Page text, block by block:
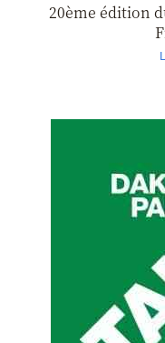
20ème édition